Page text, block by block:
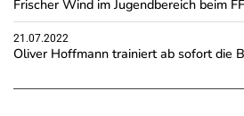
Frischer Wind im Jugendbereich beim
21.07.2022
Oliver Hoffmann trainiert ab sofort die